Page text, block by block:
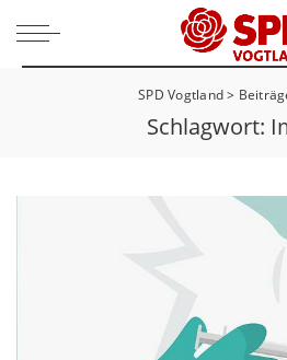
SPD Vogtland>
Schlagwort: